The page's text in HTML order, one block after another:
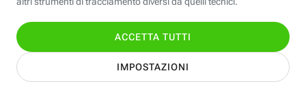
Cosa sono le lettere di compliance
dell’Agenzia delle Entrate?
Sono comunicazioni preventive che segnalano